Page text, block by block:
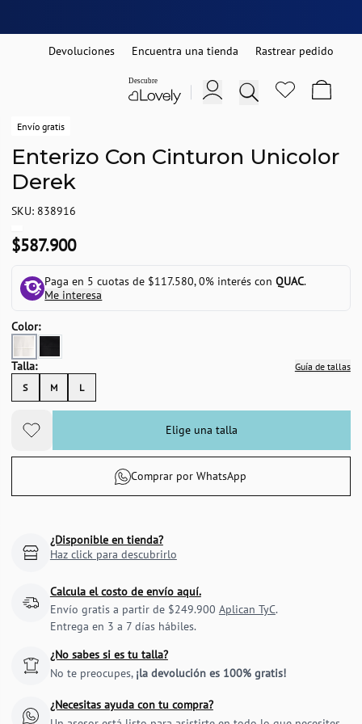
Devoluciones Encuentra una tienda Rastrear pedido
Envío gratis
Enterizo Con Cinturon Unicolor
Derek
SKU: 838916
$587.900
Paga en 5 cuotas de $117.580, 0% interés conQUAC.
Me interesa
Color:
Talla:
Guía de tallas
S
M L
Elige una talla
Comprar por WhatsApp
¿Disponible en tienda?
Haz click para descubrirlo
Calcula el costo de envío aquí.
Envío gratis a partir de $249.900 Aplican TyC.
Entrega en 3 a 7 días hábiles.
¿No sabes si es tu talla?
No te preocupes, ¡la devolución es 100% gratis!
¿Necesitas ayuda con tu compra?